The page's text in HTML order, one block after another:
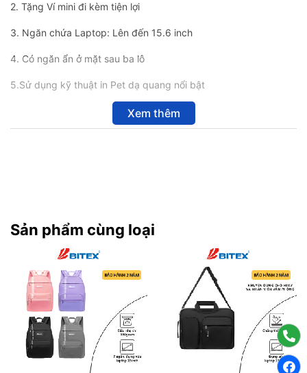
2. Tặng Ví mini đi kèm tiện lợi
3. Ngăn chứa Laptop: Lên đến 15.6 inch
4. Có ngăn ẩn ở mặt sau ba lô
5.Sử dụng kỹ thuật in Pet dạ quang nổi bật
Xem thêm
Sản phẩm cùng loại